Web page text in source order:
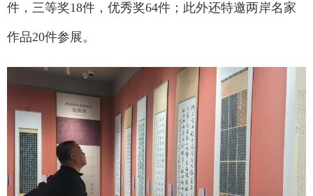
件，三等奖18件，优秀奖64件；此外还特邀两岸名家
作品20件参展。